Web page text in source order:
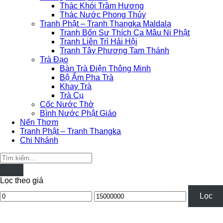
Thác Khói Trầm Hương
Thác Nước Phong Thủy
Tranh Phật – Tranh Thangka Maldala
Tranh Bổn Sư Thích Ca Mâu Ni Phật
Tranh Liên Trì Hải Hội
Tranh Tây Phương Tam Thánh
Trà Đạo
Bàn Trà Điện Thông Minh
Bộ Ấm Pha Trà
Khay Trà
Trà Cụ
Cốc Nước Thờ
Bình Nước Phật Giáo
Nến Thơm
Tranh Phật – Tranh Thangka
Chi Nhánh
Tìm
kiếm:
Lọc theo giá
thấp
cao
Lọc